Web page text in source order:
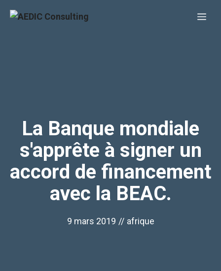
La Banque mondiale
s'apprête à signer un
accord de financement
avec la BEAC.
9 mars 2019 // afrique